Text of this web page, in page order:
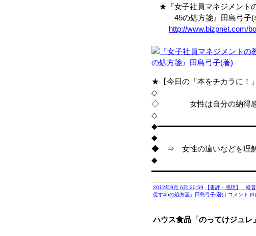
★『女子社員マネジメント
45の処方箋』田島弓子(
http://www.bizpnet.com/
★【今日の「本をチカ
◇
◇ 女性は自分の納得感
◇
◆
◆ ⇒ 女性の違いなどを理解
◆
2012年9月 6日 20:59 【書評・感想】 経営
促す45の処方箋』田島弓子(著) | コメント (0)
ハウス食品「のってけジュレ